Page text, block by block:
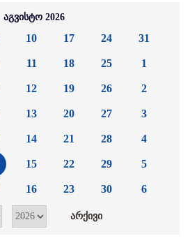
აგვისტო 2026
10
11
12
13
14
15
16
17
18
19
20
21
22
23
24
25
26
27
28
29
30
31
1
2
3
4
5
6